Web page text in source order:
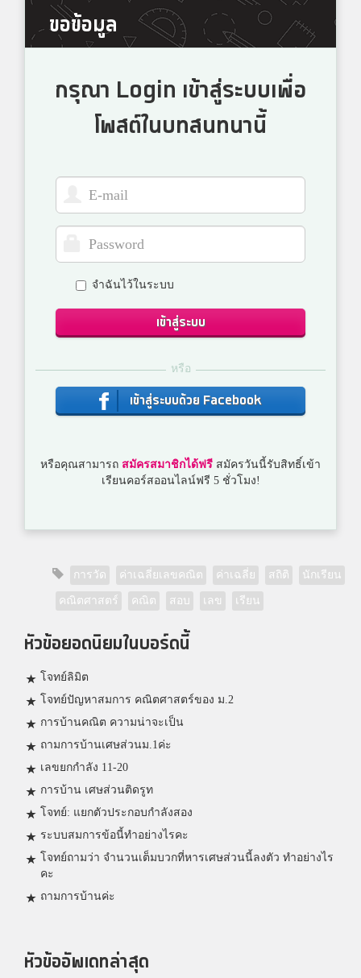
ขอข้อมูล
กรุณา Login เข้าสู่ระบบเพื่อ
โพสต์ในบทสนทนานี้
จำฉันไว้ในระบบ
เข้าสู่ระบบ
หรือ
เข้าสู่ระบบด้วย Facebook
หรือคุณสามารถ สมัครสมาชิกได้ฟรี สมัครวันนี้รับสิทธิ์เข้า
เรียนคอร์สออนไลน์ฟรี 5 ชั่วโมง!
การวัด ค่าเฉลี่ยเลขคณิต ค่าเฉลี่ย สถิติ นักเรียน
คณิตศาสตร์ คณิต สอบ เลข เรียน
หัวข้อยอดนิยมในบอร์ดนี้
โจทย์ลิมิต
โจทย์ปัญหาสมการ คณิตศาสตร์ของ ม.2
การบ้านคณิต ความน่าจะเป็น
ถามการบ้านเศษส่วนม.1ค่ะ
เลขยกกำลัง 11-20
การบ้าน เศษส่วนติดรูท
โจทย์: แยกตัวประกอบกำลังสอง
ระบบสมการข้อนี้ทำอย่างไรคะ
โจทย์ถามว่า จำนวนเต็มบวกที่หารเศษส่วนนี้ลงตัว ทำอย่างไร
คะ
ถามการบ้านค่ะ
หัวข้ออัพเดทล่าสุด